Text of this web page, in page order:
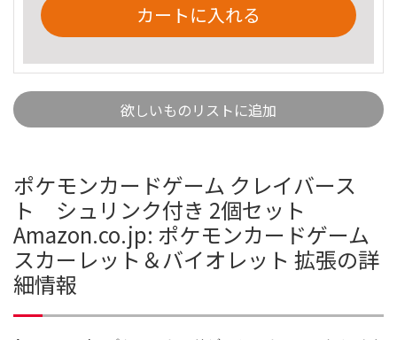
カートに入れる
欲しいものリストに追加
ポケモンカードゲーム クレイバース
ト シュリンク付き 2個セット
Amazon.co.jp: ポケモンカードゲーム
スカーレット＆バイオレット 拡張の詳
細情報